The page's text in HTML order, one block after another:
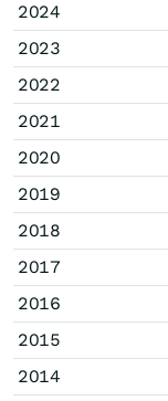
2024
2023
2022
2021
2020
2019
2018
2017
2016
2015
2014